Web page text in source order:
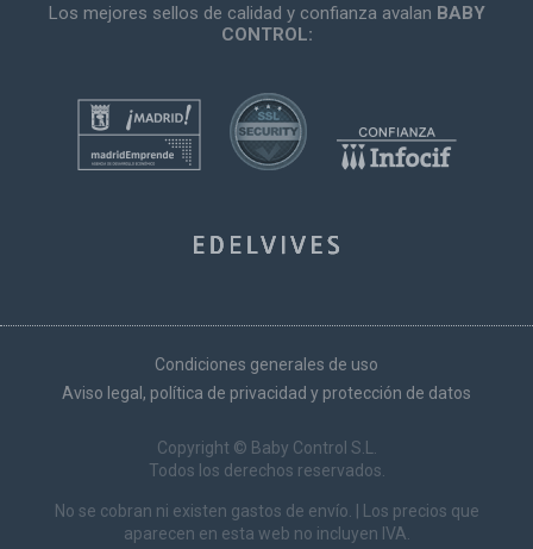
Los mejores sellos de calidad y confianza avalan BABY
CONTROL:
Condiciones generales de uso
Aviso legal, política de privacidad y protección de datos
Copyright © Baby Control S.L.
Todos los derechos reservados.
No se cobran ni existen gastos de envío. | Los precios que
aparecen en esta web no incluyen IVA.